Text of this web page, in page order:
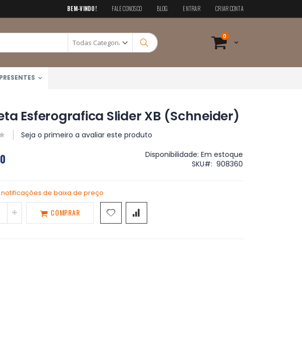
BEM-VINDO! FALE CONOSCO BLOG ENTRAR CRIAR CONTA
Cart
0 itens
Pesquisa
Esferografica Slider XB (Schneider)
Seja o primeiro a avaliar este produto
Disponibilidade: Em estoque
SKU
908360
de baixa de preço
COMPRAR